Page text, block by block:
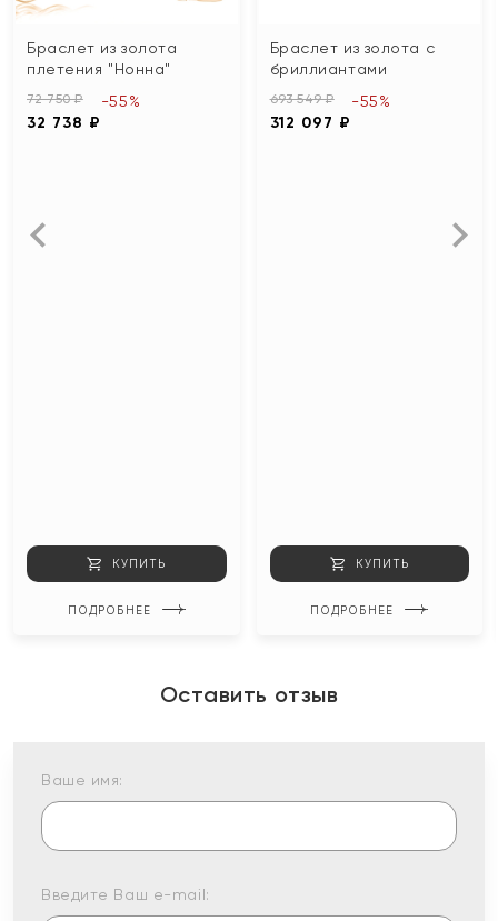
Браслет из золота
плетения "Нонна"
72 750 ₽
32 738 ₽
-55%
КУПИТЬ
ПОДРОБНЕЕ
Браслет из золота с
бриллиантами
693 549 ₽
312 097 ₽
-55%
КУПИТЬ
ПОДРОБНЕЕ
Оставить отзыв
Ваше имя:
Введите Ваш e-mail: